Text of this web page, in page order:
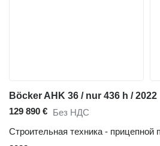
Böcker AHK 36 / nur 436 h / 2022
129 890 € Без НДС
Строительная техника - прицепной